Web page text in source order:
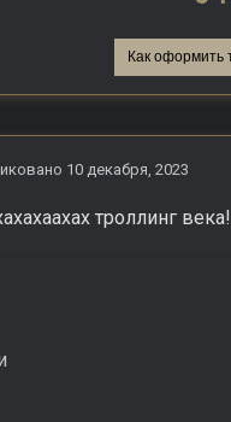
Как оформить
10 декабря, 2023
троллинг